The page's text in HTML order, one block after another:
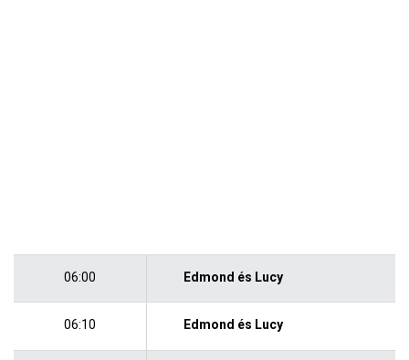
06:00 Edmond és Lucy
06:10 Edmond és Lucy